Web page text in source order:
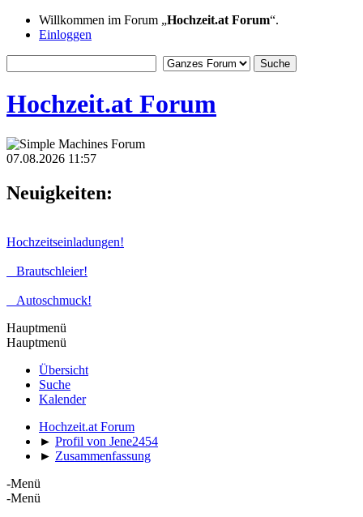
Willkommen im Forum „Hochzeit.at Forum“.
Einloggen
Hochzeit.at Forum
07.08.2026 11:57
Neuigkeiten:
Hochzeitseinladungen!
Brautschleier!
Autoschmuck!
Hauptmenü
Hauptmenü
Übersicht
Suche
Kalender
Hochzeit.at Forum
► Profil von Jene2454
► Zusammenfassung
-Menü
-Menü